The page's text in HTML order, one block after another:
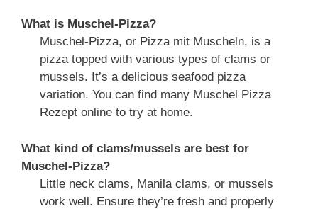
What is Muschel-Pizza?
Muschel-Pizza, or Pizza mit Muscheln, is a
pizza topped with various types of clams or
mussels. It’s a delicious seafood pizza
variation. You can find many Muschel Pizza
Rezept online to try at home.
What kind of clams/mussels are best for
Muschel-Pizza?
Little neck clams, Manila clams, or mussels
work well. Ensure they’re fresh and properly